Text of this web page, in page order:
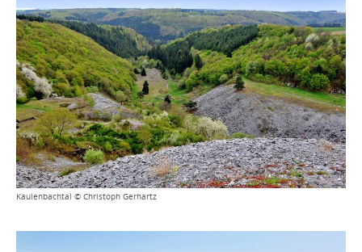
Kaulenbachtal © Christoph Gerhartz